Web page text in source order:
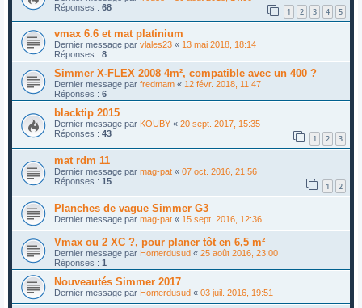
Réponses : 68 1 2 3 4 5
vmax 6.6 et mat platinium
Dernier message par vlales23 « 13 mai 2018, 18:14
Réponses : 8
Simmer X-FLEX 2008 4m², compatible avec un 400 ?
Dernier message par fredmam « 12 févr. 2018, 11:47
Réponses : 6
blacktip 2015
Dernier message par KOUBY « 20 sept. 2017, 15:35
Réponses : 43 1 2 3
mat rdm 11
Dernier message par mag-pat « 07 oct. 2016, 21:56
Réponses : 15 1 2
Planches de vague Simmer G3
Dernier message par mag-pat « 15 sept. 2016, 12:36
Vmax ou 2 XC ?, pour planer tôt en 6,5 m²
Dernier message par Homerdusud « 25 août 2016, 23:00
Réponses : 1
Nouveautés Simmer 2017
Dernier message par Homerdusud « 03 juil. 2016, 19:51